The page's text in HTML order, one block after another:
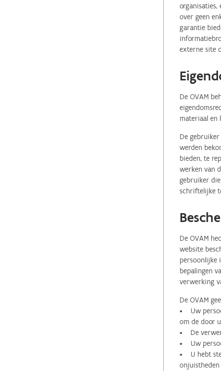
organisaties,
over geen
garantie
externe site
De OVAM
materiaal en
De
werden
bieden, te
werken van
gebruiker
schriftelijke
De OVAM
website
persoonlijke
bepalingen
verwerking
De OVAM
• Uw
om de door
• De
• Uw
• U hebt
onjuistheden